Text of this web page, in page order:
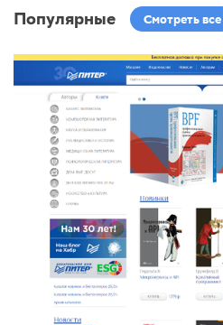
Популярные Смотреть все